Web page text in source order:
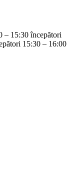
15:30 începători
15:30 – 16:00